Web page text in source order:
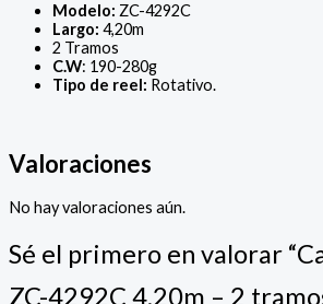
Modelo: ZC-4292C
Largo: 4,20m
2 Tramos
C.W: 190-280g
Tipo de reel: Rotativo.
Valoraciones
No hay valoraciones aún.
Sé el primero en valorar
ZC-4292C 4,20m – 2